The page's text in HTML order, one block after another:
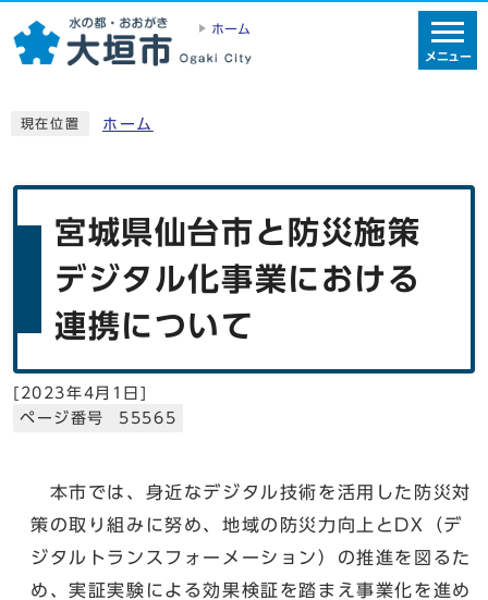
ホーム
メニュー
現在位置 ホーム
宮城県仙台市と防災施策
デジタル化事業における
連携について
[ 2023年4月1日]
ページ番号 55565
本市では、身近なデジタル技術を活用した防災対
策の取り組みに努め、地域の防災力向上とDX（デ
ジタルトランスフォーメーション）の推進を図るた
め、実証実験による効果検証を踏まえ事業化を進め